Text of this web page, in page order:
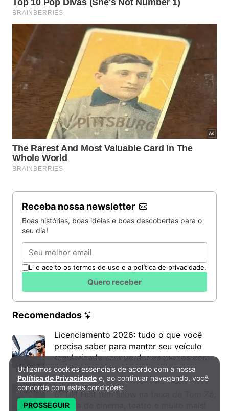
Receba nossa newsletter
Boas histórias, boas ideias e boas descobertas para o
seu dia!
Email
Li e aceito os termos de uso e a política de privacidade.
Quero receber
Recomendados
Licenciamento 2026: tudo o que você
precisa saber para manter seu veículo
regularizado sem perder os prazos com
o Super App Gringo
6º DH Fest tem show na faixa de Tom Zé,
mostra de cinema, teatro e muito mais!
Política de Privacidade e Cookies
Utilizamos cookies essenciais de acordo com a nossa
Política de Privacidade e, ao continuar navegando, você
concorda com estas condições:
PROSSEGUIR